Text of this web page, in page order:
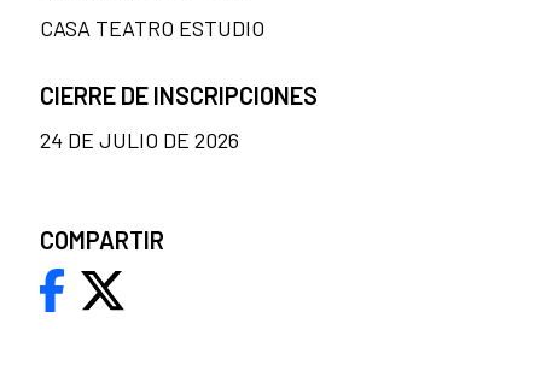
CASA TEATRO ESTUDIO
CIERRE DE INSCRIPCIONES
24 DE JULIO DE 2026
COMPARTIR